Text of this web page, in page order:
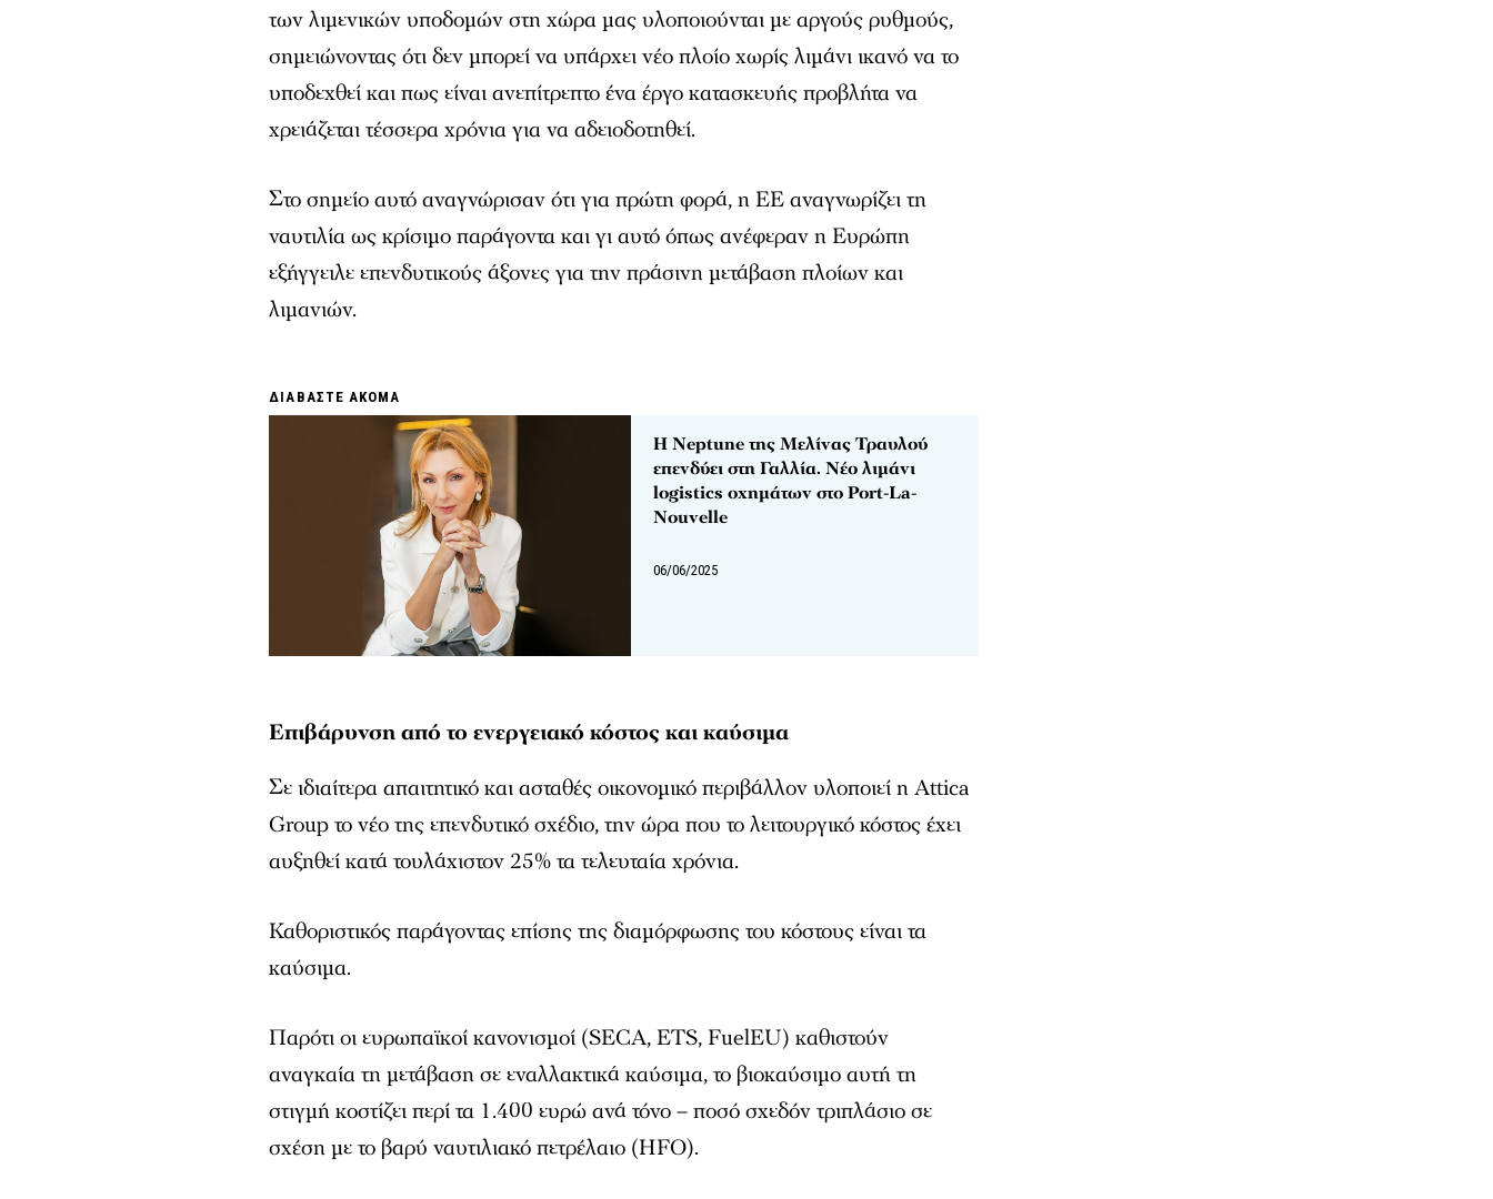
των λιμενικών υποδομών στη χώρα μας υλοποιούνται με αργούς ρυθμούς,
σημειώνοντας ότι δεν μπορεί να υπάρχει νέο πλοίο χωρίς λιμάνι ικανό να το
υποδεχθεί και πως είναι ανεπίτρεπτο ένα έργο κατασκευής προβλήτα να
χρειάζεται τέσσερα χρόνια για να αδειοδοτηθεί.
Στο σημείο αυτό αναγνώρισαν ότι για πρώτη φορά, η ΕΕ αναγνωρίζει τη
ναυτιλία ως κρίσιμο παράγοντα και γι αυτό όπως ανέφεραν η Ευρώπη
εξήγγειλε επενδυτικούς άξονες για την πράσινη μετάβαση πλοίων και
λιμανιών.
ΔΙΑΒΑΣΤΕ ΑΚΟΜΑ
Η Neptune της Μελίνας Τραυλού
επενδύει στη Γαλλία. Νέο λιμάνι
logistics οχημάτων στο Port-La-
Nouvelle
06/06/2025
Επιβάρυνση από το ενεργειακό κόστος και καύσιμα
Σε ιδιαίτερα απαιτητικό και ασταθές οικονομικό περιβάλλον υλοποιεί η Attica
Group το νέο της επενδυτικό σχέδιο, την ώρα που το λειτουργικό κόστος έχει
αυξηθεί κατά τουλάχιστον 25% τα τελευταία χρόνια.
Καθοριστικός παράγοντας επίσης της διαμόρφωσης του κόστους είναι τα
καύσιμα.
Παρότι οι ευρωπαϊκοί κανονισμοί (SECA, ETS, FuelEU) καθιστούν
αναγκαία τη μετάβαση σε εναλλακτικά καύσιμα, το βιοκαύσιμο αυτή τη
στιγμή κοστίζει περί τα 1.400 ευρώ ανά τόνο – ποσό σχεδόν τριπλάσιο σε
σχέση με το βαρύ ναυτιλιακό πετρέλαιο (HFO).